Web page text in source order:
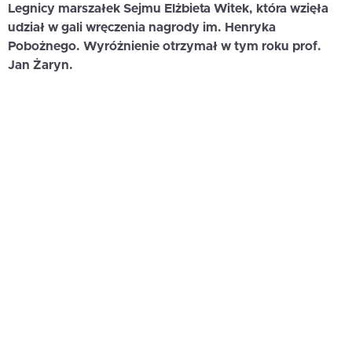
Legnicy marszałek Sejmu Elżbieta Witek, która wzięła
udział w gali wręczenia nagrody im. Henryka
Pobożnego. Wyróżnienie otrzymał w tym roku prof.
Jan Żaryn.